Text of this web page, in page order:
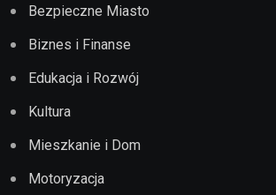
Bezpieczne Miasto
Biznes i Finanse
Edukacja i Rozwój
Kultura
Mieszkanie i Dom
Motoryzacja